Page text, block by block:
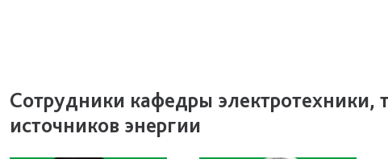
Сотрудники кафедры электротехники,
источников энергии